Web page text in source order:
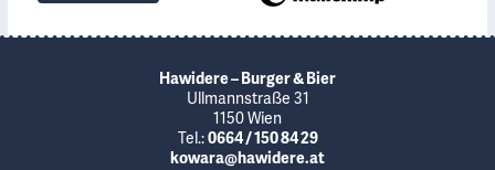
Hawidere – Burger & Bier
Ullmannstraße 31
1150 Wien
Tel.:0664 / 150 84 29
kowara@hawidere.at